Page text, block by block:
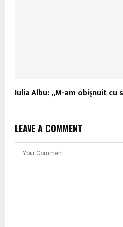
Iulia Albu: „M-am obişnuit cu
LEAVE A COMMENT